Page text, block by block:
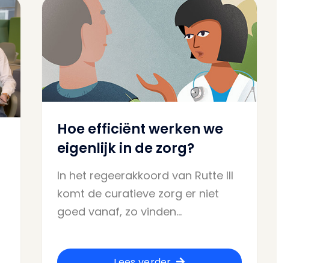
Hoe efficiënt werken we
eigenlijk in de zorg?
In het regeerakkoord van Rutte III
komt de curatieve zorg er niet
goed vanaf, zo vinden…